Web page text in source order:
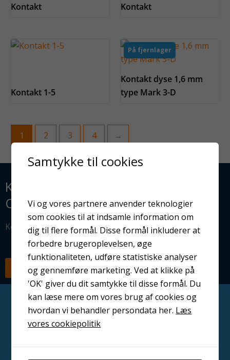
Kontakt Kontakt
Kontakt 1-5
På fjernlager
Kontakt dyse 1,6 mm
type Mark 3-D
1 2 3 4 →
KLAR TIL AT OPTIMERE JERES
OVERFLADEBEHANDLING?
Kontakt os i dag — vi står klar til at hjælpe dig.
RING NU SEND EN MAIL
Samtykke til cookies
Vi og vores partnere anvender teknologier
som cookies til at indsamle information om
dig til flere formål. Disse formål inkluderer at
forbedre brugeroplevelsen, øge
funktionaliteten, udføre statistiske analyser
og gennemføre marketing. Ved at klikke på
'OK' giver du dit samtykke til disse formål. Du
kan læse mere om vores brug af cookies og
hvordan vi behandler persondata her. Læs
vores cookiepolitik